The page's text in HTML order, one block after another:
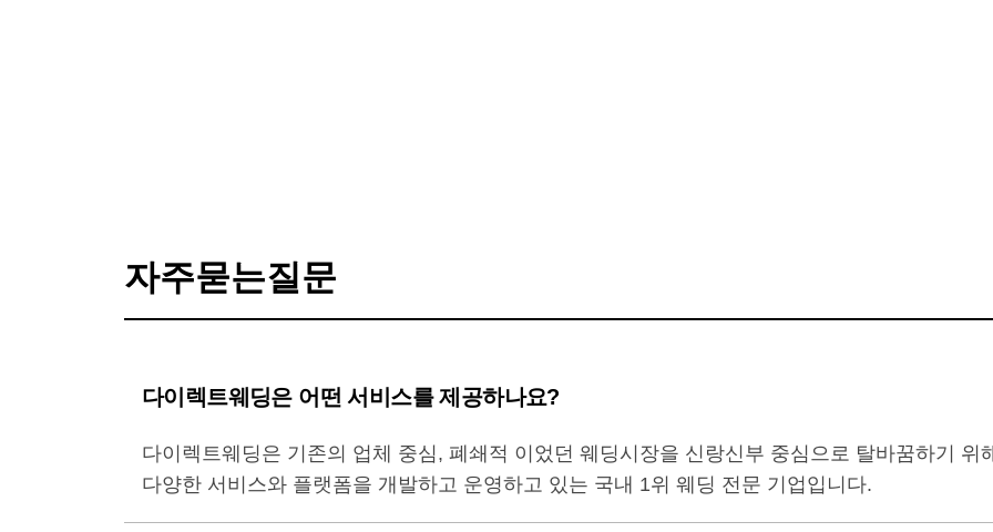
자주묻는질문
다이렉트웨딩은 어떤 서비스를 제공하나요?
다이렉트웨딩은 기존의 업체 중심, 폐쇄적 이었던 웨딩시장을 신랑신부 중심으로 탈바꿈하기 위
다양한 서비스와 플랫폼을 개발하고 운영하고 있는 국내 1위 웨딩 전문 기업입니다.